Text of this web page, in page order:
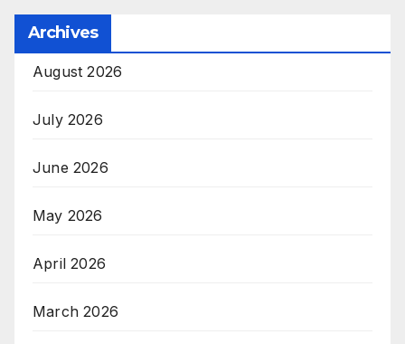
Archives
August 2026
July 2026
June 2026
May 2026
April 2026
March 2026